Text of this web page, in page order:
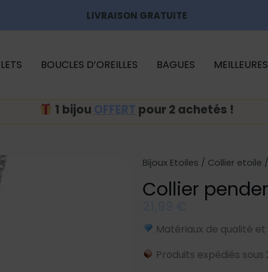
LIVRAISON GRATUITE
BOUCLES D’OREILLES BAGUES
1 bijou OFFERT pour 2 achetés !
Bijoux Etoiles / Collier etoile
Collier
Matériaux de qualité
Produits expédiés sous